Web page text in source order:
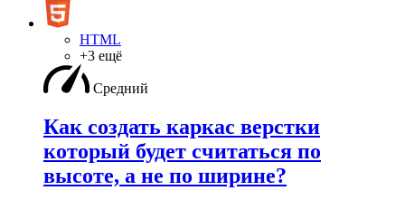
HTML
+3 ещё
Средний
Как создать каркас верстки
который будет считаться по
высоте, а не по ширине?